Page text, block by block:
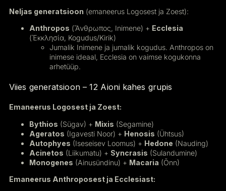
Neljas generatsioon (emaneerus Logosest ja Zoest):
Anthropos (Ἄνθρωπος, Inimene) + Ecclesia
(Ἐκκλησία, Kogudus/Kirik)
Jumalik Inimene ja jumalik kogudus. Anthropos on
inimese ideaal, Ecclesia on vaimse kogukonna
arhetüüp.
Viies generatsioon – 12 Aioni kahes grupis
Emaneerus Logosest ja Zoest:
Bythios (Sügav) + Mixis (Segamine)
Ageratos (Igavesti Noor) + Henosis (Ühtsus)
Autophyes (Iseseisev Loomus) + Hedone (Nauding)
Acinetos (Liikumatu) + Syncrasis (Sulandumine)
Monogenes (Ainusündinu) + Macaria (Õnn)
Emaneerus Anthroposest ja Ecclesiast: